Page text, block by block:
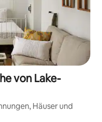
von Lake-
Häuser und